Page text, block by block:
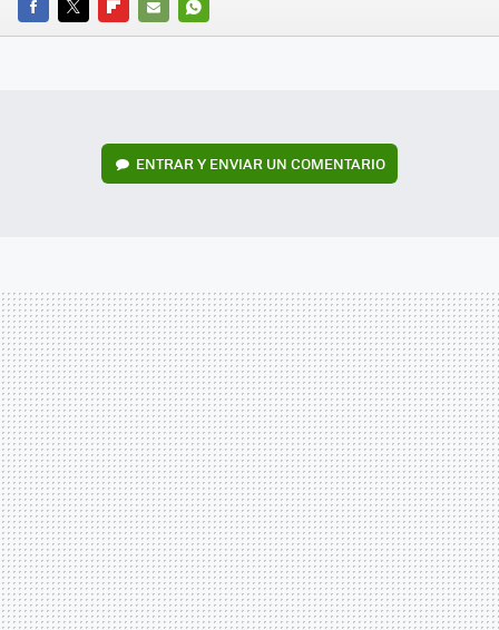
FACEBOOK
TWITTERFLIPBOARD
E-
WHATSAPP
ENTRAR Y ENVIAR UN COMENTARIO